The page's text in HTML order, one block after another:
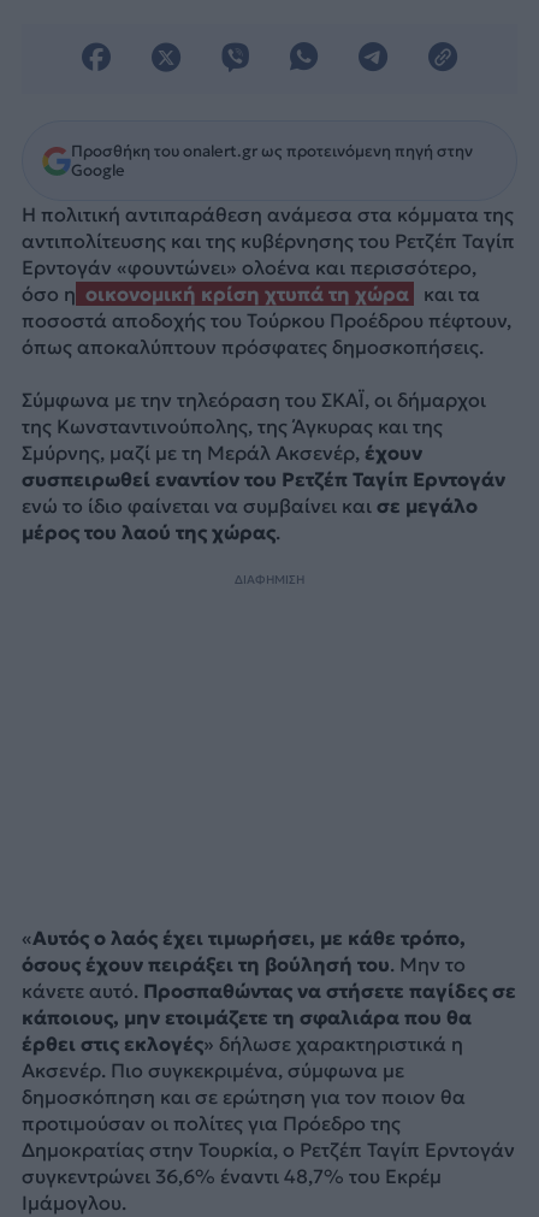
Προσθήκη του onalert.gr ως προτεινόμενη πηγή στην
Google
Η πολιτική αντιπαράθεση ανάμεσα στα κόμματα της
αντιπολίτευσης και της κυβέρνησης του Ρετζέπ Ταγίπ
Ερντογάν «φουντώνει» ολοένα και περισσότερο,
όσο η οικονομική κρίση χτυπά τη χώρα
και τα
ποσοστά αποδοχής του Τούρκου Προέδρου πέφτουν,
όπως αποκαλύπτουν πρόσφατες δημοσκοπήσεις.
Σύμφωνα με την τηλεόραση του ΣΚΑΪ, οι δήμαρχοι
της Κωνσταντινούπολης, της Άγκυρας και της
Σμύρνης, μαζί με τη Μεράλ Ακσενέρ, έχουν
συσπειρωθεί εναντίον του Ρετζέπ Ταγίπ Ερντογάν
ενώ το ίδιο φαίνεται να συμβαίνει και σε μεγάλο
μέρος του λαού της χώρας.
ΔΙΑΦΗΜΙΣΗ
«Αυτός ο λαός έχει τιμωρήσει, με κάθε τρόπο,
όσους έχουν πειράξει τη βούλησή του. Μην το
κάνετε αυτό. Προσπαθώντας να στήσετε παγίδες σε
κάποιους, μην ετοιμάζετε τη σφαλιάρα που θα
έρθει στις εκλογές» δήλωσε χαρακτηριστικά η
Ακσενέρ. Πιο συγκεκριμένα, σύμφωνα με
δημοσκόπηση και σε ερώτηση για τον ποιον θα
προτιμούσαν οι πολίτες για Πρόεδρο της
Δημοκρατίας στην Τουρκία, ο Ρετζέπ Ταγίπ Ερντογάν
συγκεντρώνει 36,6% έναντι 48,7% του Εκρέμ
Ιμάμογλου.